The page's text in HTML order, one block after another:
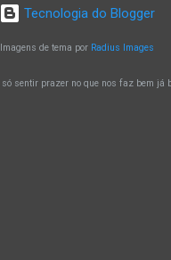
Tecnologia do Blogger
Imagens de tema por Radius Images
só sentir prazer no que nos faz bem já